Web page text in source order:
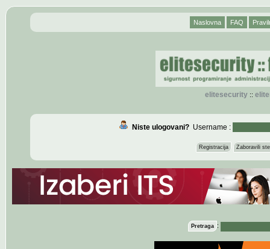
Naslovna FAQ
elitesecurity::
Niste ulogovani?Username :
Registracija Zaboravili
Pretraga :